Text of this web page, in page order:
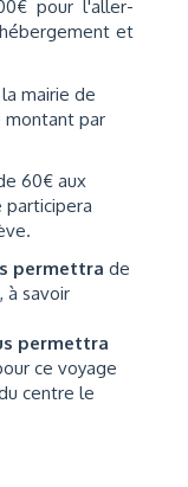
pour l'aller-
et
mairie de
montant par
60€ aux
permettra de
à savoir
permettra
ce voyage
centre le